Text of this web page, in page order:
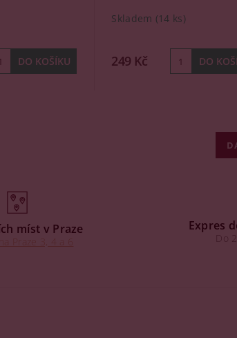
Skladem (14 ks)
249 Kč
míst v Praze
Praze 3, 4 a 6
Expres
Do